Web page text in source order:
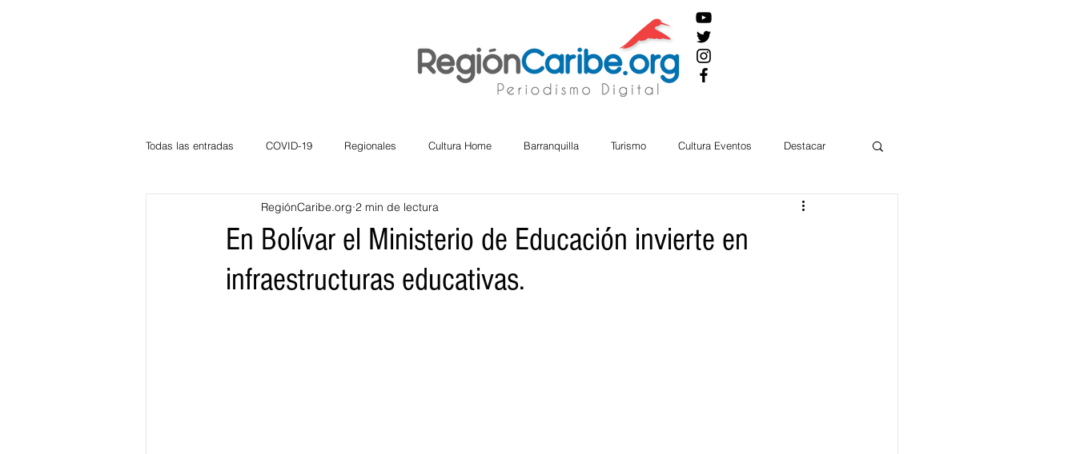
Todas las entradas COVID-19 Regionales Cultura Home Barranquilla Turismo Cultura Eventos Destacar
Atlántico La Guajira Cesar
Bloggeros Hermanos Mayores Economía
En Bolívar el Ministerio de Educación invierte en
infraestructuras educativas.
RegiónCaribe.org 2 min de lectura